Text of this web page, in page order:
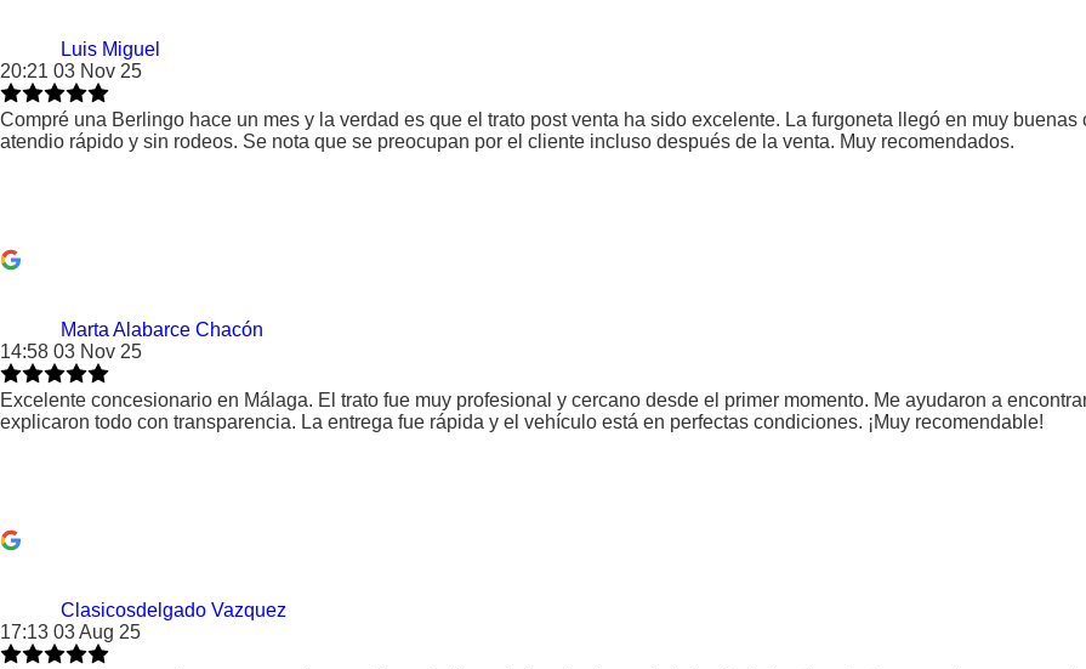
Luis Miguel
20:21 03 Nov 25
Compré una Berlingo hace un mes y la verdad es que el trato post venta ha sido excelente. La furgoneta llegó en muy
atendio rápido y sin rodeos. Se nota que se preocupan por el cliente incluso después de la venta. Muy recomendados.
Marta Alabarce Chacón
14:58 03 Nov 25
Excelente concesionario en Málaga. El trato fue muy profesional y cercano desde el primer momento. Me ayudaron a
explicaron todo con transparencia. La entrega fue rápida y el vehículo está en perfectas condiciones. ¡Muy recomendable!
Clasicosdelgado Vazquez
17:13 03 Aug 25